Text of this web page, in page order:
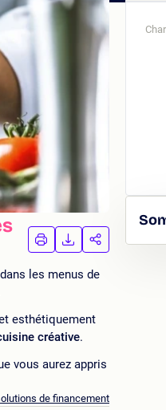
IMPRIMER
LA
FORMATION
TÉLÉCHARGER
LA
FORMATION
PARTAGER
FORMATION
les menus de
esthétiquement
créative.
vous aurez appris
de financement